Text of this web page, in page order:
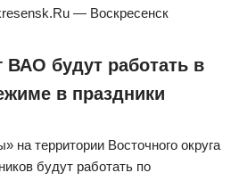
— Воскресенск
ВАО будут работать в
в праздники
территории Восточного округа
будут работать по